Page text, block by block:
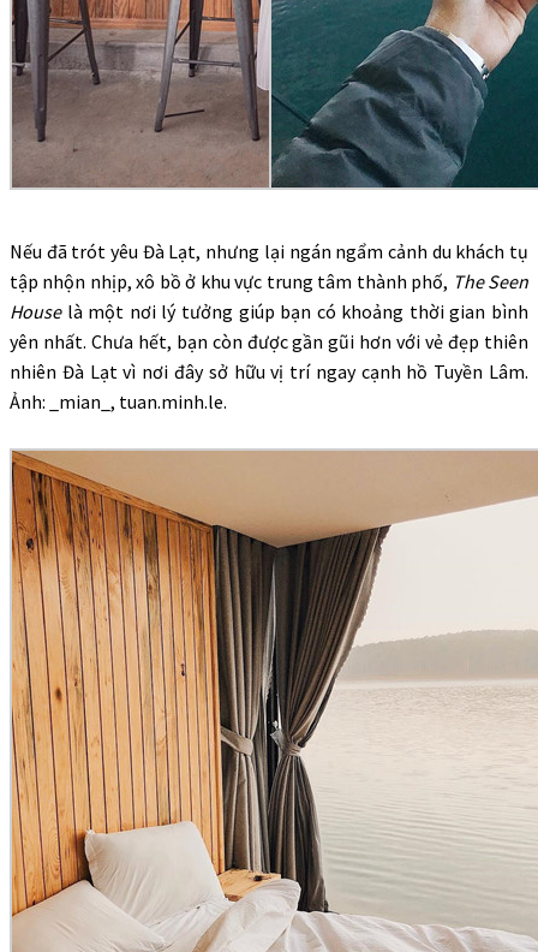
Nếu đã trót yêu Đà Lạt, nhưng lại ngán ngẩm cảnh du khách tụ
tập nhộn nhịp, xô bồ ở khu vực trung tâm thành phố, The Seen
Houselà một nơi lý tưởng giúp bạn có khoảng thời gian bình
yên nhất. Chưa hết, bạn còn được gần gũi hơn với vẻ đẹp thiên
nhiên Đà Lạt vì nơi đây sở hữu vị trí ngay cạnh hồ Tuyền Lâm.
Ảnh: _mian_, tuan.minh.le.